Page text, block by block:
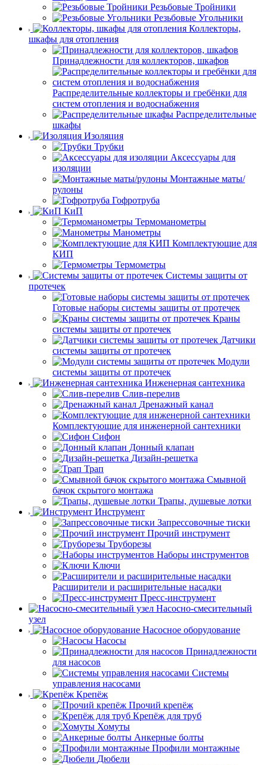
Резьбовые Тройники
Резьбовые Угольники
Коллекторы,
шкафы для отопления
Принадлежности для коллекторов, шкафов
Распределительные коллекторы и гребёнки для
систем отопления и водоснабжения
Распределительные
шкафы
Изоляция
Трубки
Аксессуары для
изоляции
Монтажные маты/
рулоны
Гофротруба
КиП
Термоманометры
Манометры
Комплектующие для
КИП
Термометры
Системы защиты от
протечек
Готовые наборы системы защиты от протечек
Краны
системы защиты от протечек
Датчики
системы защиты от протечек
Модули
системы защиты от протечек
Инженерная сантехника
Слив-перелив
Дренажный канал
Комплектующие для инженерной сантехники
Сифон
Донный клапан
Дизайн-решетка
Трап
Смывной
бачок скрытого монтажа
Трапы, душевые лотки
Инструмент
Запрессовочные тиски
Прочий инструмент
Труборезы
Наборы инструментов
Ключи
Расширители и расширительные насадки
Пресс-инструмент
Насосно-смесительный
узел
Насосное оборудование
Насосы
Принадлежности
для насосов
Системы
управления насосами
Крепёж
Прочий крепёж
Крепёж для труб
Хомуты
Анкерные болты
Профили монтажные
Дюбели